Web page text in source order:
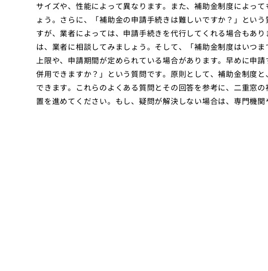
サイズや、性能によって異なります。また、補助金制度によっ
ょう。さらに、「補助金の申請手続きは難しいですか？」とい
すが、業者によっては、申請手続きを代行してくれる場合もあ
は、業者に相談してみましょう。そして、「補助金制度はいつ
上限や、申請期間が定められている場合があります。早めに申
併用できますか？」という質問です。原則として、補助金制度
できます。これらのよくある質問とその回答を参考に、二重窓
置を進めてください。もし、疑問が解決しない場合は、専門機